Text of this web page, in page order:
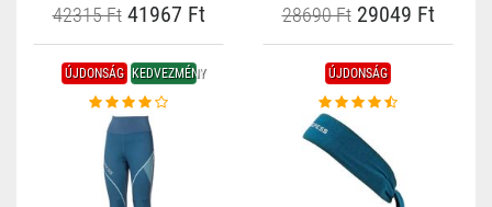
42315 Ft41967 Ft 28690 Ft29049 Ft
ÚJDONSÁG KEDVEZMÉNY ÚJDONSÁG